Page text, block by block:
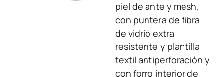
piel de ante y mesh,
con puntera de fibra
de vidrio extra
resistente y plantilla
textil antiperforación y
con forro interior de